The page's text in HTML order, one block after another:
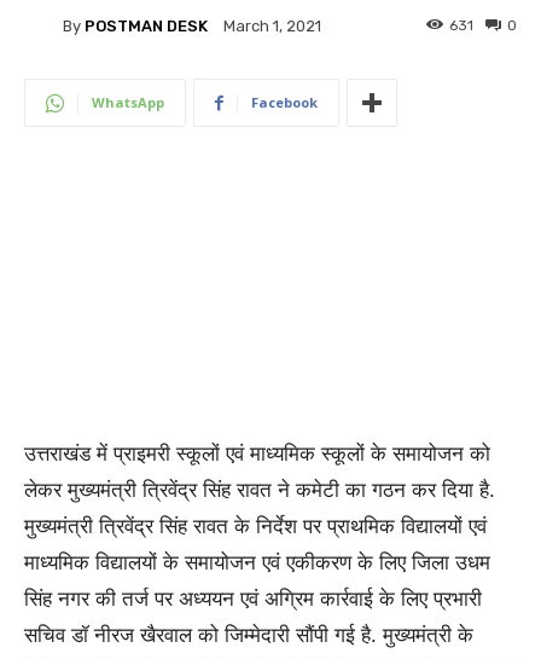
By POSTMAN DESK March 1, 2021 0
631
WhatsApp Facebook
उत्तराखंड में प्राइमरी स्कूलों एवं माध्यमिक स्कूलों के समायोजन को
लेकर मुख्यमंत्री त्रिवेंद्र सिंह रावत ने कमेटी का गठन कर दिया है.
मुख्यमंत्री त्रिवेंद्र सिंह रावत के निर्देश पर प्राथमिक विद्यालयों एवं
माध्यमिक विद्यालयों के समायोजन एवं एकीकरण के लिए जिला उधम
सिंह नगर की तर्ज पर अध्ययन एवं अग्रिम कार्रवाई के लिए प्रभारी
सचिव डॉ नीरज खैरवाल को जिम्मेदारी सौंपी गई है. मुख्यमंत्री के